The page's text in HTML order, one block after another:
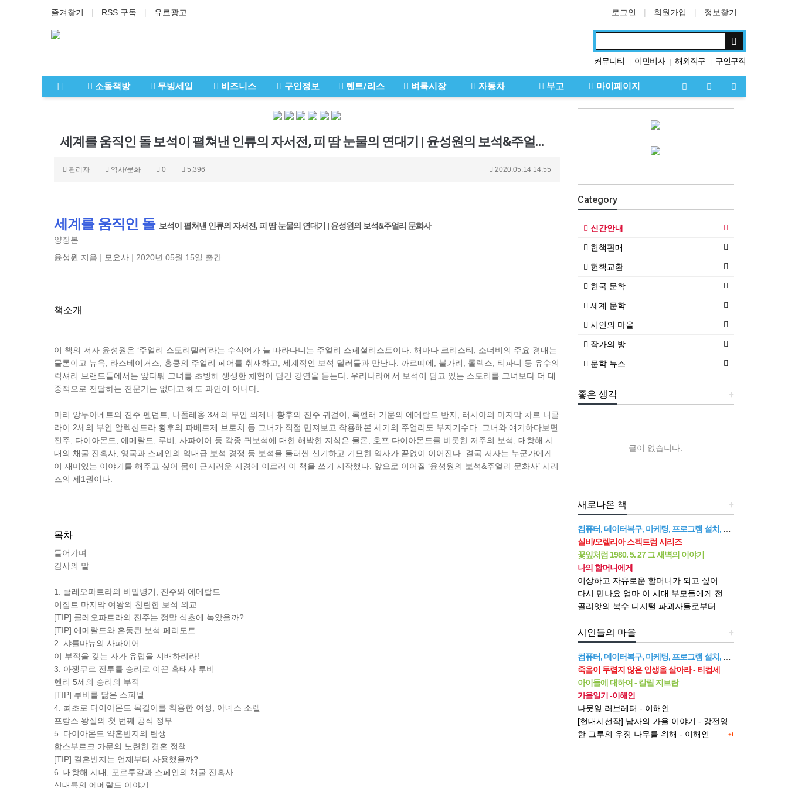
즐겨찾기 RSS 구독 유료광고 로그인 회원가입 정보찾기
커뮤니티 이민비자 해외직구 구인구직
소돌책방 무빙세일 비즈니스 구인정보 렌트/리스 벼룩시장 자동차 부고 마이페이지
세계를 움직인 돌 보석이 펼쳐낸 인류의 자서전, 피 땀 눈물의 연대기 | 윤성원의 보석&주얼리 문화
관리자 역사/문화 0 5,396 2020.05.14 14:55
세계를 움직인 돌 보석이 펼쳐낸 인류의 자서전, 피 땀 눈물의 연대기 | 윤성원의 보석&주얼리 문화사
양장본
윤성원 지음 | 모요사 | 2020년 05월 15일 출간
책소개
이 책의 저자 윤성원은 ‘주얼리 스토리텔러’라는 수식어가 늘 따라다니는 주얼리 스페셜리스트이다. 해마다 크리스티, 소더비의 주요 경매는
물론이고 뉴욕, 라스베이거스, 홍콩의 주얼리 페어를 취재하고, 세계적인 보석 딜러들과 만난다. 까르띠에, 불가리, 롤렉스, 티파니 등 유수의
럭셔리 브랜드들에서는 앞다퉈 그녀를 초빙해 생생한 체험이 담긴 강연을 듣는다. 우리나라에서 보석이 담고 있는 스토리를 그녀보다 더 대
중적으로 전달하는 전문가는 없다고 해도 과언이 아니다.
마리 앙투아네트의 진주 펜던트, 나폴레옹 3세의 부인 외제니 황후의 진주 귀걸이, 록펠러 가문의 에메랄드 반지, 러시아의 마지막 차르 니콜
라이 2세의 부인 알렉산드라 황후의 파베르제 브로치 등 그녀가 직접 만져보고 착용해본 세기의 주얼리도 부지기수다. 그녀와 얘기하다보면
진주, 다이아몬드, 에메랄드, 루비, 사파이어 등 각종 귀보석에 대한 해박한 지식은 물론, 호프 다이아몬드를 비롯한 저주의 보석, 대항해 시
대의 채굴 잔혹사, 영국과 스페인의 역대급 보석 경쟁 등 보석을 둘러싼 신기하고 기묘한 역사가 끝없이 이어진다. 결국 저자는 누군가에게
이 재미있는 이야기를 해주고 싶어 몸이 근지러운 지경에 이르러 이 책을 쓰기 시작했다. 앞으로 이어질 ‘윤성원의 보석&주얼리 문화사’ 시리
즈의 제1권이다.
목차
들어가며
감사의 말
1. 클레오파트라의 비밀병기, 진주와 에메랄드
이집트 마지막 여왕의 찬란한 보석 외교
[TIP] 클레오파트라의 진주는 정말 식초에 녹았을까?
[TIP] 에메랄드와 혼동된 보석 페리도트
2. 샤를마뉴의 사파이어
이 부적을 갖는 자가 유럽을 지배하리라!
3. 아쟁쿠르 전투를 승리로 이끈 흑태자 루비
헨리 5세의 승리의 부적
[TIP] 루비를 닮은 스피넬
4. 최초로 다이아몬드 목걸이를 착용한 여성, 아녜스 소렐
프랑스 왕실의 첫 번째 공식 정부
5. 다이아몬드 약혼반지의 탄생
합스부르크 가문의 노련한 결혼 정책
[TIP] 결혼반지는 언제부터 사용했을까?
6. 대항해 시대, 포르투갈과 스페인의 채굴 잔혹사
신대륙의 에메랄드 이야기
Category
신간안내
헌책판매
헌책교환
한국 문학
세계 문학
시인의 마을
작가의 방
문학 뉴스
+
좋은 생각
글이 없습니다.
+
새로나온 책
실비/오렐리아 스펙트럼 시리즈
꽃잎처럼 1980. 5. 27 그 새벽의 이야기
나의 할머니에게
+
시인들의 마을
죽음이 두렵지 않은 인생을 살아라 - 티컴세
아이들에 대하여 - 칼릴 지브란
가을일기 -이해인
나뭇잎 러브레터 - 이해인
[현대시선작] 남자의 가을 이야기 - 강전영
+1
한 그루의 우정 나무를 위해 - 이해인